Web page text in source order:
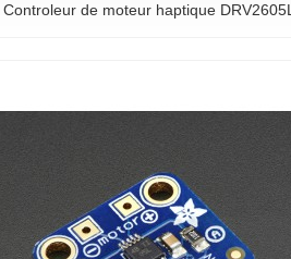
Controleur de moteur haptique DRV2605L